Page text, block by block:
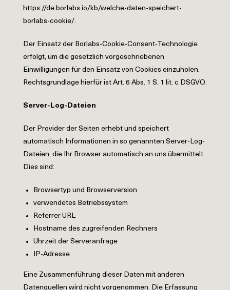
https://de.borlabs.io/kb/welche-daten-speichert-
borlabs-cookie/.
Der Einsatz der Borlabs-Cookie-Consent-Technologie
erfolgt, um die gesetzlich vorgeschriebenen
Einwilligungen für den Einsatz von Cookies einzuholen.
Rechtsgrundlage hierfür ist Art. 6 Abs. 1 S. 1 lit. c DSGVO.
Server-Log-Dateien
Der Provider der Seiten erhebt und speichert
automatisch Informationen in so genannten Server-Log-
Dateien, die Ihr Browser automatisch an uns übermittelt.
Dies sind:
Browsertyp und Browserversion
verwendetes Betriebssystem
Referrer URL
Hostname des zugreifenden Rechners
Uhrzeit der Serveranfrage
IP-Adresse
Eine Zusammenführung dieser Daten mit anderen
Datenquellen wird nicht vorgenommen. Die Erfassung